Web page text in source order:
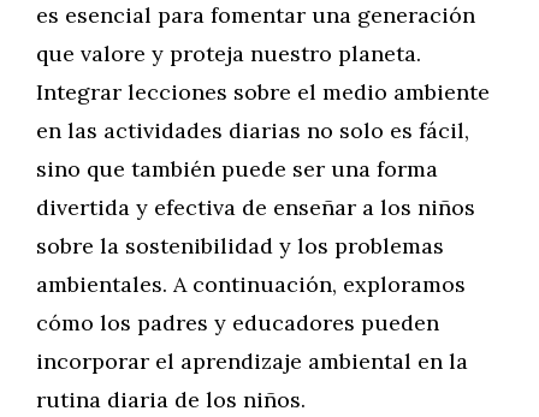
es esencial para fomentar una generación
que valore y proteja nuestro planeta.
Integrar lecciones sobre el medio ambiente
en las actividades diarias no solo es fácil,
sino que también puede ser una forma
divertida y efectiva de enseñar a los niños
sobre la sostenibilidad y los problemas
ambientales. A continuación, exploramos
cómo los padres y educadores pueden
incorporar el aprendizaje ambiental en la
rutina diaria de los niños.